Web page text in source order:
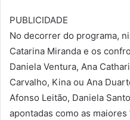
PUBLICIDADE
No decorrer do programa,
Catarina Miranda e os
Daniela Ventura, Ana
Carvalho, Kina ou Ana
Afonso Leitão, Daniela
apontadas como as